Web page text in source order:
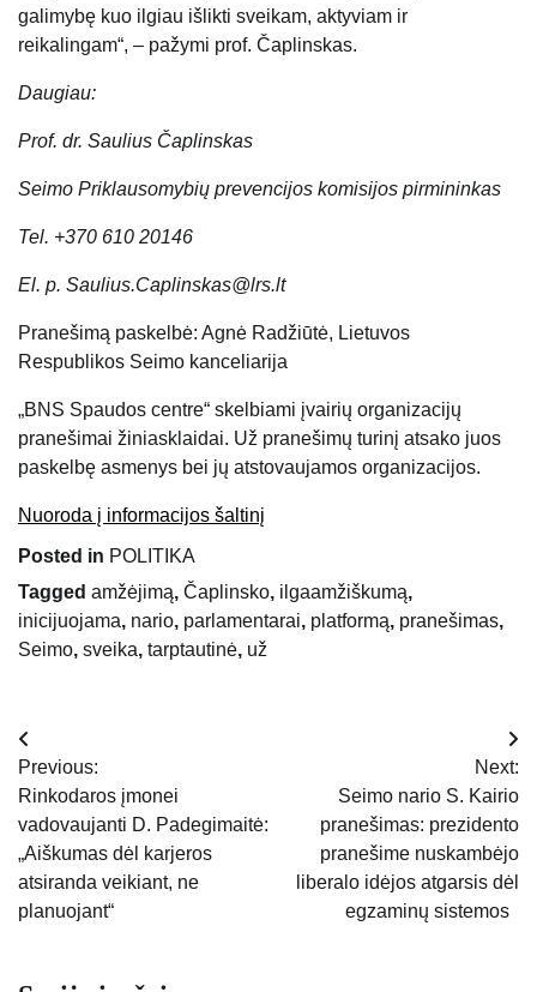
galimybę kuo ilgiau išlikti sveikam, aktyviam ir
reikalingam“, – pažymi prof. Čaplinskas.
Daugiau:
Prof. dr. Saulius Čaplinskas
Seimo Priklausomybių prevencijos komisijos pirmininkas
Tel. +370 610 20146
El. p. Saulius.Caplinskas@lrs.lt
Pranešimą paskelbė: Agnė Radžiūtė, Lietuvos
Respublikos Seimo kanceliarija
„BNS Spaudos centre“ skelbiami įvairių organizacijų
pranešimai žiniasklaidai. Už pranešimų turinį atsako juos
paskelbę asmenys bei jų atstovaujamos organizacijos.
Nuoroda į informacijos šaltinį
Posted in POLITIKA
Tagged amžėjimą, Čaplinsko, ilgaamžiškumą,
inicijuojama, nario, parlamentarai, platformą, pranešimas,
Seimo, sveika, tarptautinė, už
Navigacija
tarp
įrašų
Previous:
Rinkodaros įmonei
vadovaujanti D. Padegimaitė:
„Aiškumas dėl karjeros
atsiranda veikiant, ne
planuojant“
Next:
Seimo nario S. Kairio
pranešimas: prezidento
pranešime nuskambėjo
liberalo idėjos atgarsis dėl
egzaminų sistemos